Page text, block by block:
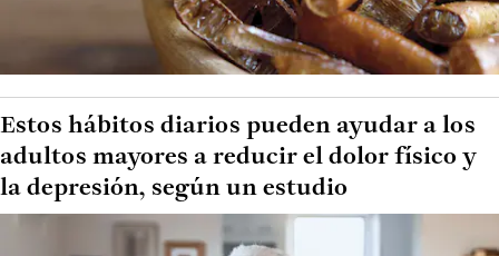
Estos hábitos diarios pueden ayudar a los
adultos mayores a reducir el dolor físico y
la depresión, según un estudio